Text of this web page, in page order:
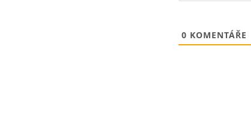
0 KOMENTÁŘE